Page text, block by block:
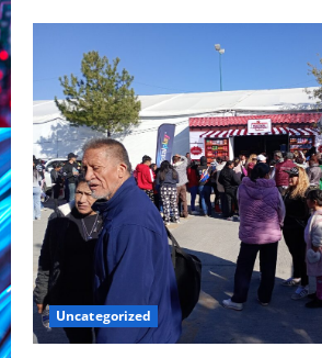
Uncategorized